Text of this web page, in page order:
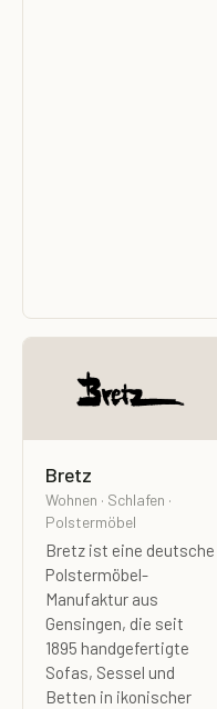
Bretz
Wohnen · Schlafen ·
Polstermöbel
Bretz ist eine deutsche
Polstermöbel-
Manufaktur aus
Gensingen, die seit
1895 handgefertigte
Sofas, Sessel und
Betten in ikonischer